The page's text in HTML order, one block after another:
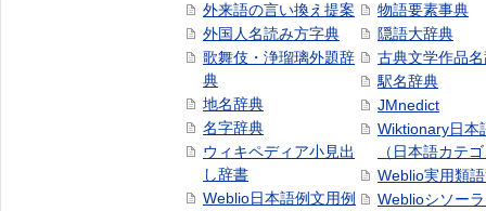
外来語の言い換え提案
外国人名読み方字典
歌舞伎・浄瑠璃外題辞
典
地名辞典
名字辞典
ウィキペディア小見出
し辞書
Weblio日本語例文用例
物語要素事典
隠語大辞典
古典文学作品
駅名辞典
JMnedict
Wiktionary日本
（日本語カテ
Weblio実用類
Weblioシソー